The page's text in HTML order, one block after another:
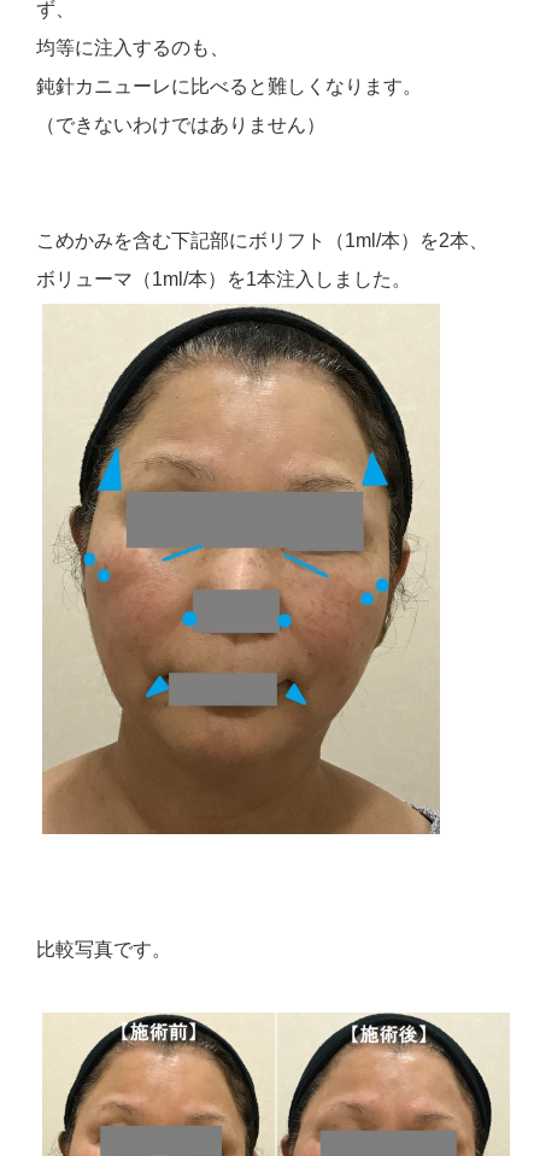
ず、
均等に注入するのも、
鈍針カニューレに比べると難しくなります。
（できないわけではありません）
こめかみを含む下記部にボリフト（1ml/本）を2本、
ボリューマ（1ml/本）を1本注入しました。
比較写真です。